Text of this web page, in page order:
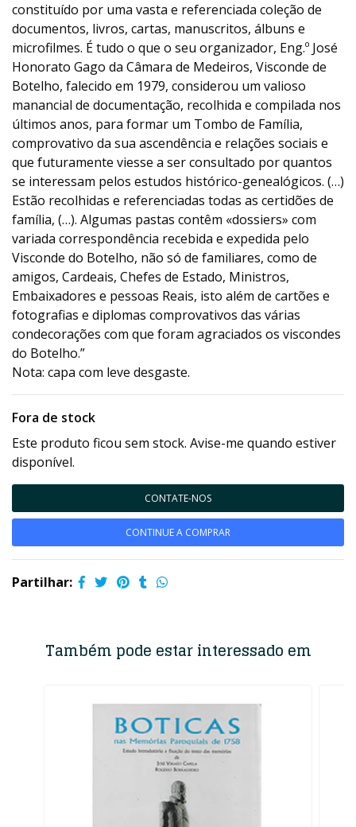
constituído por uma vasta e referenciada coleção de
documentos, livros, cartas, manuscritos, álbuns e
microfilmes. É tudo o que o seu organizador, Eng.º José
Honorato Gago da Câmara de Medeiros, Visconde de
Botelho, falecido em 1979, considerou um valioso
manancial de documentação, recolhida e compilada nos
últimos anos, para formar um Tombo de Família,
comprovativo da sua ascendência e relações sociais e
que futuramente viesse a ser consultado por quantos
se interessam pelos estudos histórico-genealógicos. (…)
Estão recolhidas e referenciadas todas as certidões de
família, (…). Algumas pastas contêm «dossiers» com
variada correspondência recebida e expedida pelo
Visconde do Botelho, não só de familiares, como de
amigos, Cardeais, Chefes de Estado, Ministros,
Embaixadores e pessoas Reais, isto além de cartões e
fotografias e diplomas comprovativos das várias
condecorações com que foram agraciados os viscondes
do Botelho.”
Nota: capa com leve desgaste.
Fora de stock
Este produto ficou sem stock. Avise-me quando estiver
disponível.
CONTATE-NOS
CONTINUE A COMPRAR
Partilhar:
Também pode estar interessado em